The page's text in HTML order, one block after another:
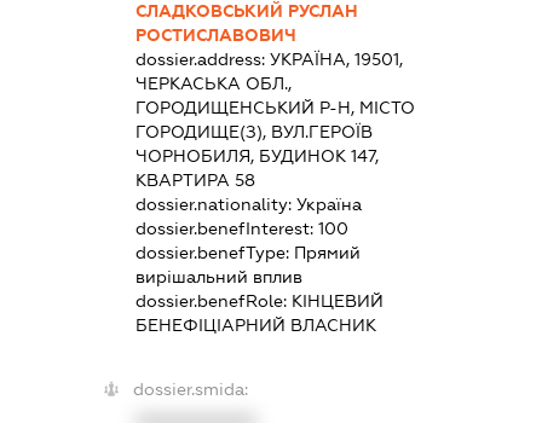
СЛАДКОВСЬКИЙ РУСЛАН
РОСТИСЛАВОВИЧ
dossier.address:УКРАЇНА, 19501,
ЧЕРКАСЬКА ОБЛ.,
ГОРОДИЩЕНСЬКИЙ Р-Н, МІСТО
ГОРОДИЩЕ(З), ВУЛ.ГЕРОЇВ
ЧОРНОБИЛЯ, БУДИНОК 147,
КВАРТИРА 58
dossier.nationality:Україна
dossier.benefInterest:100
dossier.benefType: Прямий
вирішальний вплив
dossier.benefRole: КІНЦЕВИЙ
БЕНЕФІЦІАРНИЙ ВЛАСНИК
dossier.smida: